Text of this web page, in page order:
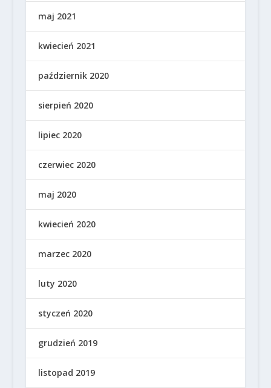
maj 2021
kwiecień 2021
październik 2020
sierpień 2020
lipiec 2020
czerwiec 2020
maj 2020
kwiecień 2020
marzec 2020
luty 2020
styczeń 2020
grudzień 2019
listopad 2019